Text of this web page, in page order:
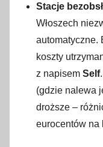
Stacje
Włoszech
automatyczne.
koszty
z napisem Self
(gdzie nalewa
droższe –
eurocentów na